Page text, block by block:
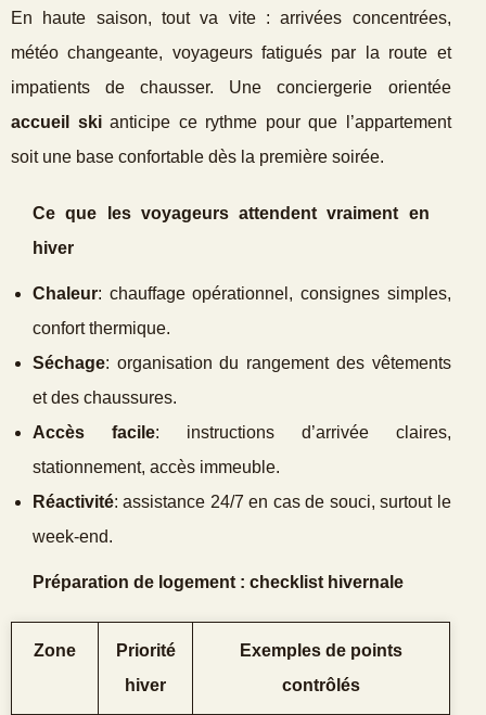
En haute saison, tout va vite : arrivées concentrées,
météo changeante, voyageurs fatigués par la route et
impatients de chausser. Une conciergerie orientée
accueil skianticipe ce rythme pour que l’appartement
soit une base confortable dès la première soirée.
Ce que les voyageurs attendent vraiment en
hiver
Chaleur: chauffage opérationnel, consignes simples,
confort thermique.
Séchage: organisation du rangement des vêtements
et des chaussures.
Accès facile: instructions d’arrivée claires,
stationnement, accès immeuble.
Réactivité: assistance 24/7 en cas de souci, surtout le
week‑end.
Préparation de logement : checklist hivernale
Zone
Priorité
hiver
Exemples de points
contrôlés